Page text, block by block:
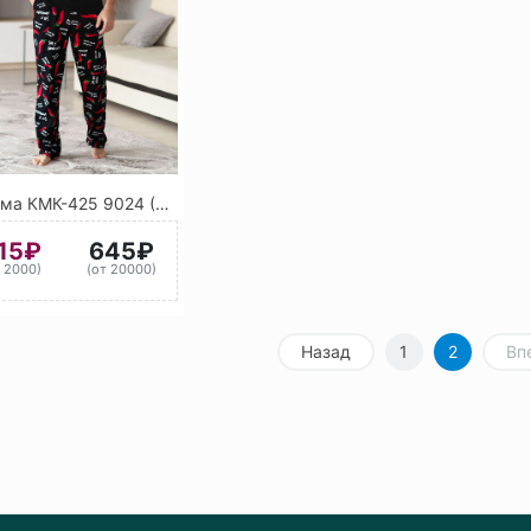
Пижама КМК-425 9024 (Черный)
2000)
645₽
(от 20000)
Назад 1 2